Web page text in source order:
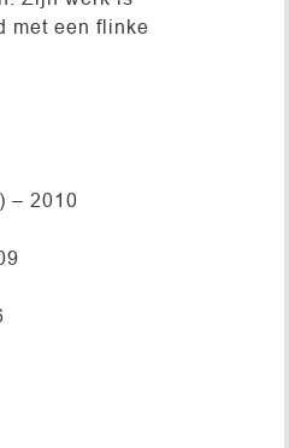
met een flinke
– 2010